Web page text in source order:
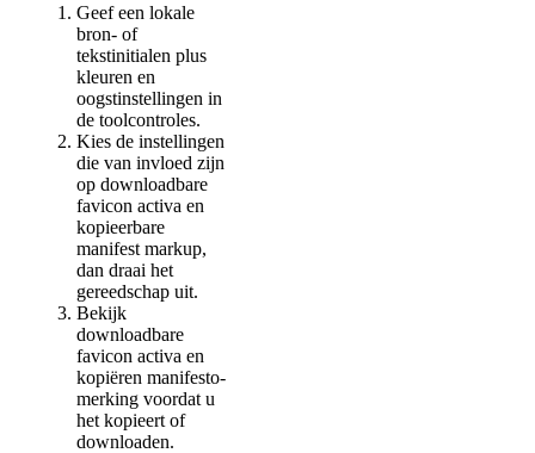
Geef een lokale
bron- of
tekstinitialen plus
kleuren en
oogstinstellingen in
de toolcontroles.
Kies de instellingen
die van invloed zijn
op downloadbare
favicon activa en
kopieerbare
manifest markup,
dan draai het
gereedschap uit.
Bekijk
downloadbare
favicon activa en
kopiëren manifesto-
merking voordat u
het kopieert of
downloaden.